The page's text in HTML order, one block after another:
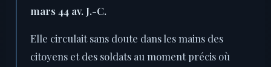
mars 44 av. J.-C.
Elle circulait sans doute dans les mains des
citoyens et des soldats au moment précis où